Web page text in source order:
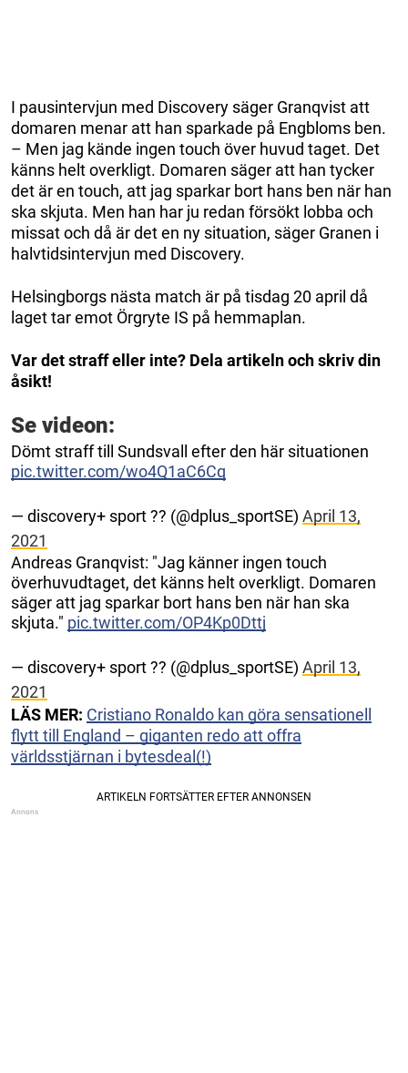
I pausintervjun med Discovery säger Granqvist att
domaren menar att han sparkade på Engbloms ben.
– Men jag kände ingen touch över huvud taget. Det
känns helt overkligt. Domaren säger att han tycker
det är en touch, att jag sparkar bort hans ben när han
ska skjuta. Men han har ju redan försökt lobba och
missat och då är det en ny situation, säger Granen i
halvtidsintervjun med Discovery.
Helsingborgs nästa match är på tisdag 20 april då
laget tar emot Örgryte IS på hemmaplan.
Var det straff eller inte? Dela artikeln och skriv din
åsikt!
Se videon:
Dömt straff till Sundsvall efter den här situationen
pic.twitter.com/wo4Q1aC6Cq
— discovery+ sport ?? (@dplus_sportSE) April 13,
2021
Andreas Granqvist: "Jag känner ingen touch
överhuvudtaget, det känns helt overkligt. Domaren
säger att jag sparkar bort hans ben när han ska
skjuta." pic.twitter.com/OP4Kp0Dttj
— discovery+ sport ?? (@dplus_sportSE) April 13,
2021
LÄS MER: Cristiano Ronaldo kan göra sensationell
flytt till England – giganten redo att offra
världsstjärnan i bytesdeal(!)